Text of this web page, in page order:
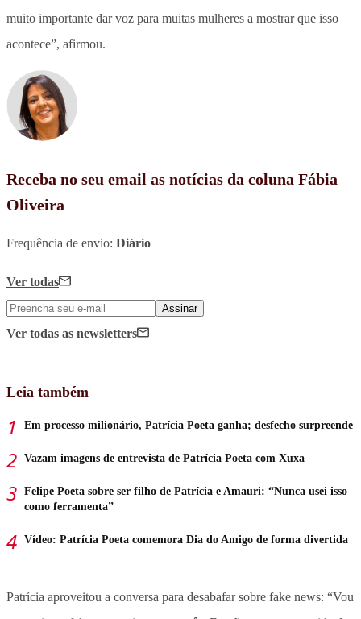
muito importante dar voz para muitas mulheres a mostrar que isso
acontece”, afirmou.
Receba no seu email as notícias da coluna Fábia
Oliveira
Frequência de envio: Diário
Ver todas
Assinar
Ver todas as newsletters
Leia também
Em processo milionário, Patrícia Poeta ganha; desfecho surpreende
Vazam imagens de entrevista de Patrícia Poeta com Xuxa
Felipe Poeta sobre ser filho de Patrícia e Amauri: “Nunca usei isso
como ferramenta”
Vídeo: Patrícia Poeta comemora Dia do Amigo de forma divertida
Patrícia aproveitou a conversa para desabafar sobre fake news: “Vou